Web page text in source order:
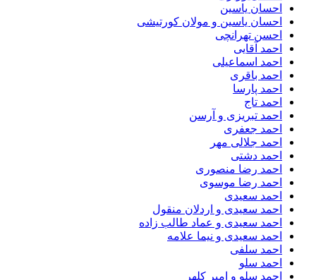
احسان یاسین
احسان یاسین و مولان کورتیشی
احسن تهرانچی
احمد آقایی
احمد اسماعیلی
احمد باقری
احمد پارسا
احمد تاج
احمد تبریزی و آرسن
احمد جعفری
احمد جلالی مهر
احمد دشتی
احمد رضا منصوری
احمد رضا موسوی
احمد سعیدی
احمد سعیدی و اردلان منقول
احمد سعیدی و عماد طالب زاده
احمد سعیدی و نیما علامه
احمد سلفی
احمد سلو
احمد سلو و امیر کلهر